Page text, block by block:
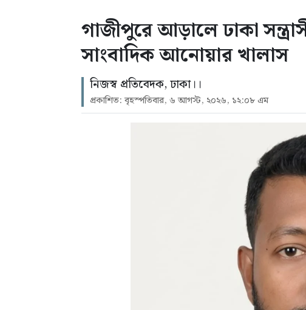
গাজীপুরে আড়ালে ঢাকা
সাংবাদিক আনোয়ার খালাস
নিজস্ব প্রতিবেদক, ঢাকা।।
প্রকাশিত: বৃহস্পতিবার, ৬ আগস্ট, ২০২৬, ১২:০৮ এম